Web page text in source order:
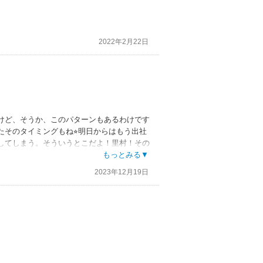
2022年2月22日
、そうか、このパターンもあるわけです
のタイミングもね⭐︎明日からはもう出社
てしまう。そういうとこだよ！里村！その
更の愕然たる思いの里村。その必死さに
ン♡ものなんでしょうけど笑 最後までど
もっと2人がラブラブして幸せそうな
余韻があって良きでしたー
もっとみる▼
2023年12月19日